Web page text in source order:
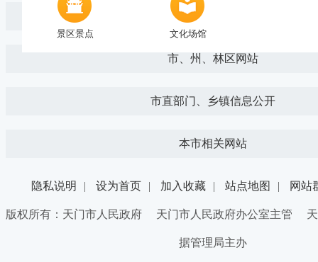
景区景点 文化场馆
国家部委网站
市、州、林区网站
市直部门、乡镇信息公开
本市相关网站
隐私说明 | 设为首页 | 加入收藏 | 站点地图 | 网站
版权所有：天门市人民政府 天门市人民政府办公室主管 天
据管理局主办